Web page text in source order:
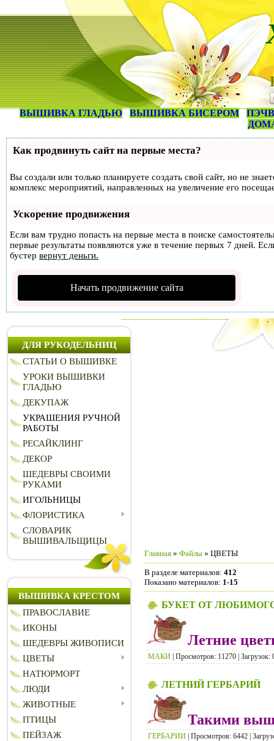
ВЫШИВКА ГЛАДЬЮ ВЫШИВКА БИСЕРОМ
Как продвинуть сайт на первые места?
Вы создали или только планируете создать свой сайт, но не
комплекс мероприятий, направленных на увеличение его
Ускорение продвижения
Если вам трудно попасть на первые места в поиске
первые результаты появляются уже в течение первых 7 дней.
бустер вернут деньги.
Начать продвижение сайта
ДЛЯ РУКОДЕЛЬНИЦ
СТАТЬИ О ВЫШИВКЕ
УРОКИ ВЫШИВКИ
ГЛАДЬЮ
ДЕКУПАЖ
УКРАШЕНИЯ РУЧНОЙ
РАБОТЫ
РЕСАЙКЛИНГ
ДЕКОР
ШЕДЕВРЫ СВОИМИ
РУКАМИ
ИГОЛЬНИЦЫ
ФЛОРИСТИКА
СЛОВАРИК
ВЫШИВАЛЬЩИЦЫ
ВЫШИВКА КРЕСТОМ
ПРАВОСЛАВИЕ
ИКОНЫ
ШЕДЕВРЫ ЖИВОПИСИ
ЦВЕТЫ
НАТЮРМОРТ
ЛЮДИ
ЖИВОТНЫЕ
ПТИЦЫ
ПЕЙЗАЖ
Главная » Файлы » ЦВЕТЫ
В разделе материалов: 412
Показано материалов: 1-15
БУКЕТ ОТ
Летние
МАКИ | Просмотров: 11270 |
ЛЕТНИЙ ГЕРБАРИЙ
Такими
ГЕРБАРИИ | Просмотров: 6442 |